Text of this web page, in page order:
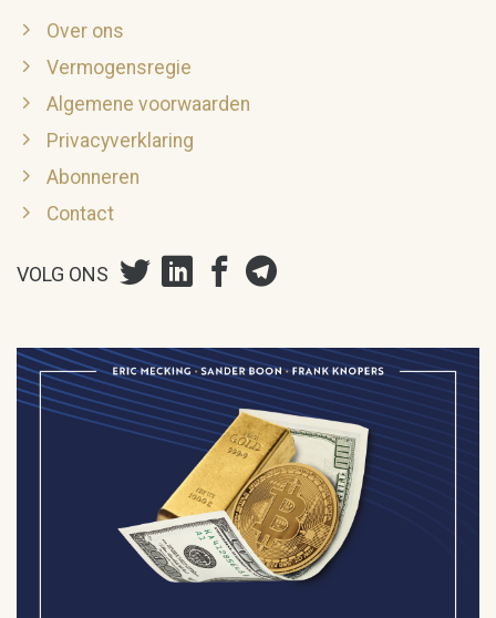
Over ons
Vermogensregie
Algemene voorwaarden
Privacyverklaring
Abonneren
Contact
VOLG ONS